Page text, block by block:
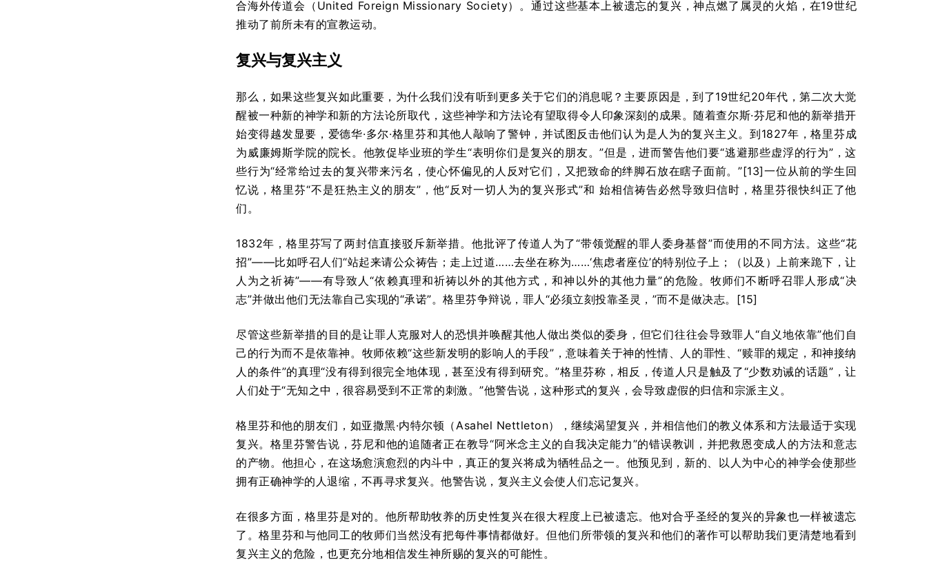
合海外传道会（United Foreign Missionary Society）。通过这些基本上被遗忘的复兴，神点燃了属灵的火焰，在19世纪
推动了前所未有的宣教运动。
复兴与复兴主义
那么，如果这些复兴如此重要，为什么我们没有听到更多关于它们的消息呢？主要原因是，到了19世纪20年代，第二次大觉
醒被一种新的神学和新的方法论所取代，这些神学和方法论有望取得令人印象深刻的成果。随着查尔斯·芬尼和他的新举措开
始变得越发显要，爱德华·多尔·格里芬和其他人敲响了警钟，并试图反击他们认为是人为的复兴主义。到1827年，格里芬成
为威廉姆斯学院的院长。他敦促毕业班的学生“表明你们是复兴的朋友。”但是，进而警告他们要“逃避那些虚浮的行为”，这
些行为“经常给过去的复兴带来污名，使心怀偏见的人反对它们，又把致命的绊脚石放在瞎子面前。”[13]一位从前的学生回
忆说，格里芬“不是狂热主义的朋友”，他“反对一切人为的复兴形式”和 始相信祷告必然导致归信时，格里芬很快纠正了他
们。
1832年，格里芬写了两封信直接驳斥新举措。他批评了传道人为了“带领觉醒的罪人委身基督”而使用的不同方法。这些“花
招”——比如呼召人们“站起来请公众祷告；走上过道……去坐在称为……‘焦虑者座位’的特别位子上；（以及）上前来跪下，让
人为之祈祷”——有导致人“依赖真理和祈祷以外的其他方式，和神以外的其他力量”的危险。牧师们不断呼召罪人形成“决
志”并做出他们无法靠自己实现的“承诺”。格里芬争辩说，罪人“必须立刻投靠圣灵，”而不是做决志。[15]
尽管这些新举措的目的是让罪人克服对人的恐惧并唤醒其他人做出类似的委身，但它们往往会导致罪人“自义地依靠”他们自
己的行为而不是依靠神。牧师依赖“这些新发明的影响人的手段”，意味着关于神的性情、人的罪性、“赎罪的规定，和神接纳
人的条件”的真理“没有得到很完全地体现，甚至没有得到研究。”格里芬称，相反，传道人只是触及了“少数劝诫的话题”，让
人们处于“无知之中，很容易受到不正常的刺激。”他警告说，这种形式的复兴，会导致虚假的归信和宗派主义。
格里芬和他的朋友们，如亚撒黑·内特尔顿（Asahel Nettleton），继续渴望复兴，并相信他们的教义体系和方法最适于实现
复兴。格里芬警告说，芬尼和他的追随者正在教导“阿米念主义的自我决定能力”的错误教训，并把救恩变成人的方法和意志
的产物。他担心，在这场愈演愈烈的内斗中，真正的复兴将成为牺牲品之一。他预见到，新的、以人为中心的神学会使那些
拥有正确神学的人退缩，不再寻求复兴。他警告说，复兴主义会使人们忘记复兴。
在很多方面，格里芬是对的。他所帮助牧养的历史性复兴在很大程度上已被遗忘。他对合乎圣经的复兴的异象也一样被遗忘
了。格里芬和与他同工的牧师们当然没有把每件事情都做好。但他们所带领的复兴和他们的著作可以帮助我们更清楚地看到
复兴主义的危险，也更充分地相信发生神所赐的复兴的可能性。